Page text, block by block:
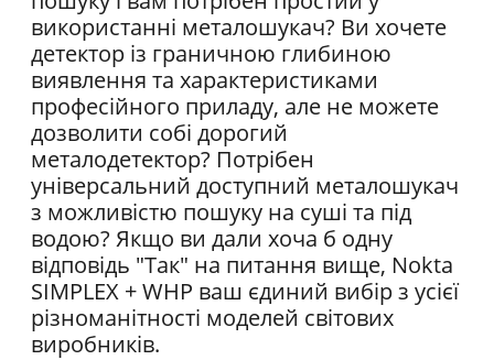
використанні металошукач? Ви хочете
детектор із граничною глибиною
виявлення та характеристиками
професійного приладу, але не можете
дозволити собі дорогий
металодетектор? Потрібен
універсальний доступний металошукач
з можливістю пошуку на суші та під
водою? Якщо ви дали хоча б одну
відповідь "Так" на питання вище, Nokta
SIMPLEX + WHP ваш єдиний вибір з усієї
різноманітності моделей світових
виробників.